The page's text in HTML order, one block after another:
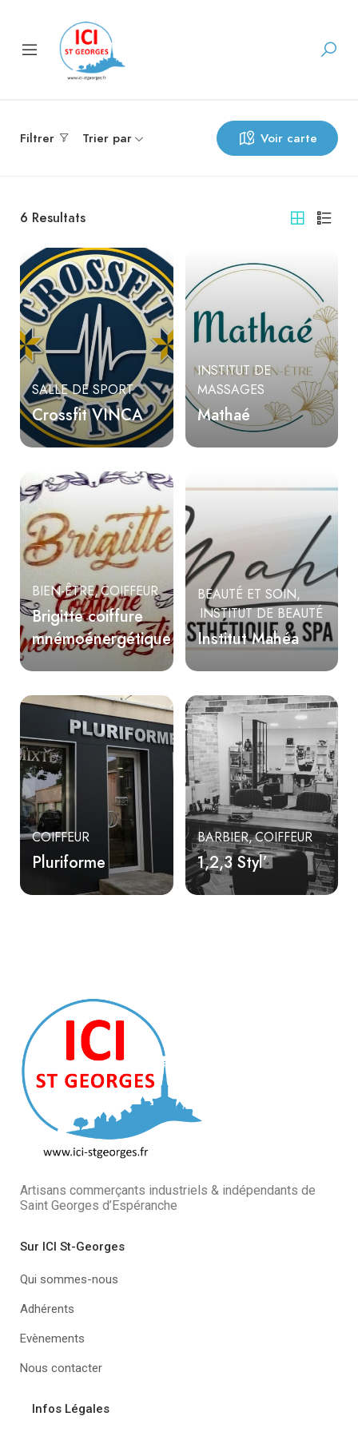
Filtrer Trier par Voir carte
6 Resultats
SALLE DE SPORT
Crossfit VINCA
INSTITUT DE
MASSAGES
Mathaé
BIEN-ÊTRE COIFFEUR
Brigitte coiffure
mnémoénergétique
BEAUTÉ ET SOIN
INSTITUT DE BEAUTÉ
Institut Mahéa
COIFFEUR
Pluriforme
BARBIER COIFFEUR
1,2,3 Styl’
Artisans commerçants industriels & indépendants de
Saint Georges d’Espéranche
Sur ICI St-Georges
Qui sommes-nous
Adhérents
Evènements
Nous contacter
Infos Légales